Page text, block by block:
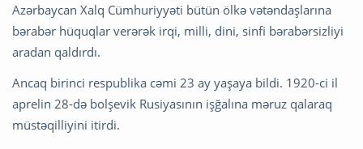
Azərbaycan Xalq Cümhuriyyəti bütün ölkə vətəndaşlarına
bərabər hüquqlar verərək irqi, milli, dini, sinfi bərabərsizliyi
aradan qaldırdı.
Ancaq birinci respublika cəmi 23 ay yaşaya bildi. 1920-ci il
aprelin 28-də bolşevik Rusiyasının işğalına məruz qalaraq
müstəqilliyini itirdi.